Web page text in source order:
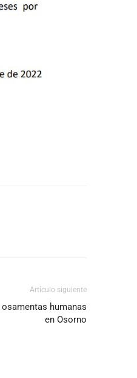
Artículo siguiente
humanas
en Osorno